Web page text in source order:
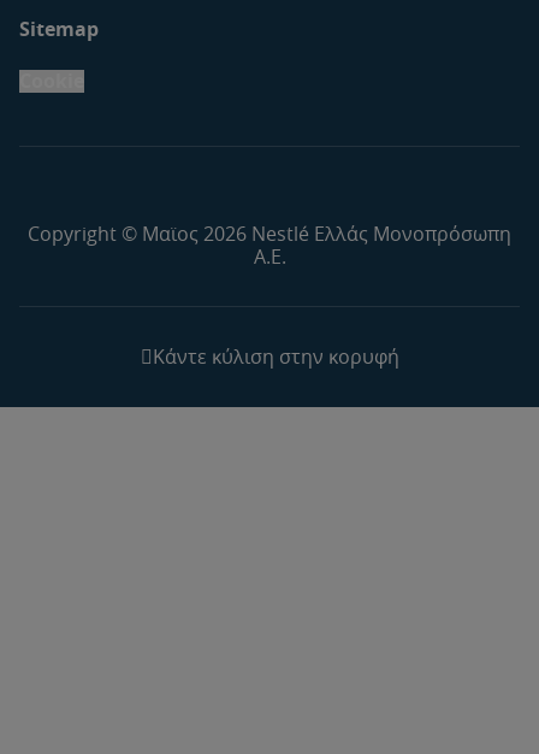
Sitemap
Copyright © Μαϊος 2026 Nestlé Ελλάς Μονοπρόσωπη
Α.Ε.
Κάντε κύλιση στην κορυφή